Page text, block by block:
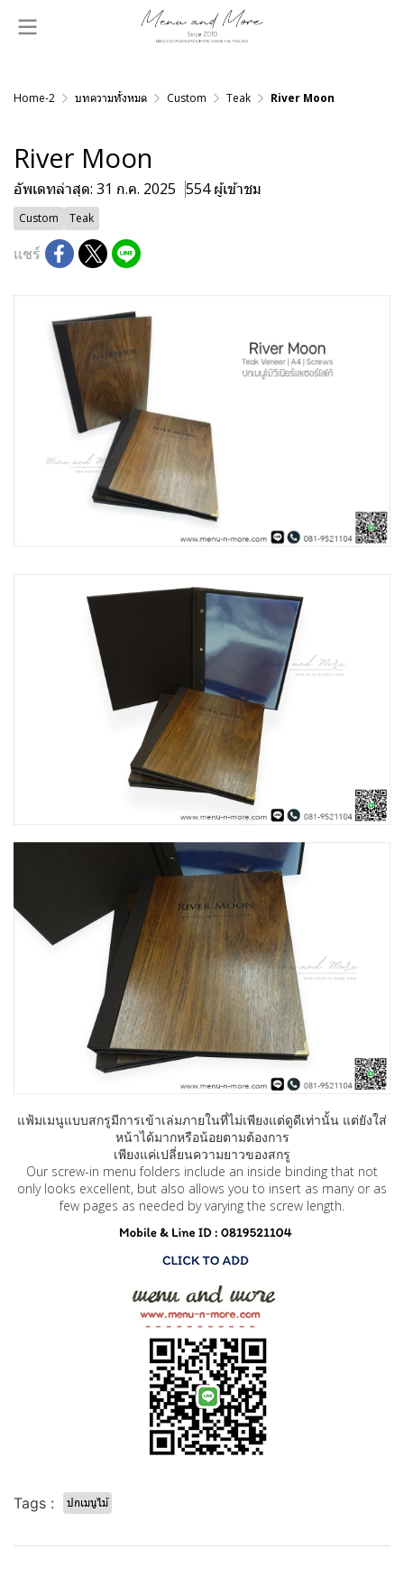
Home-2 บทความทั้งหมด Custom Teak River Moon
River Moon
อัพเดทล่าสุด: 31 ก.ค. 2025 554 ผู้เข้าชม
Custom Teak
แชร์
แฟ้มเมนูแบบสกรูมีการเข้าเล่มภายในที่ไม่เพียงแต่ดูดีเท่านั้น แต่ยังใส่
หน้าได้มากหรือน้อยตามต้องการ
เพียงแค่เปลี่ยนความยาวของสกรู
Our screw-in menu folders include an inside binding that not
only looks excellent, but also allows you to insert as many or as
few pages as needed by varying the screw length.
Tags : ปกเมนูไม้